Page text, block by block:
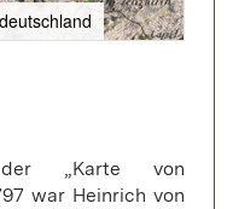
„Karte von
war Heinrich von